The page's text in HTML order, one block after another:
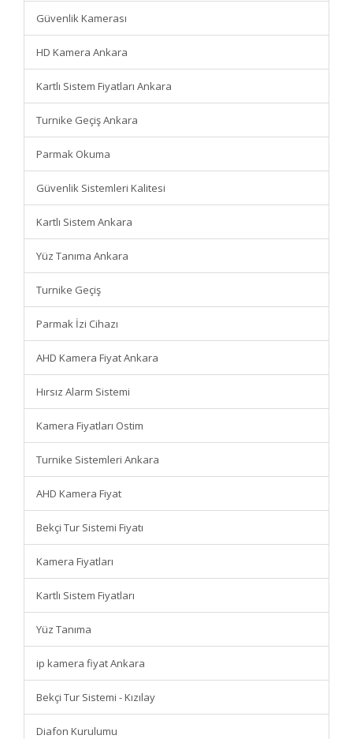
Güvenlik Kamerası
HD Kamera Ankara
Kartlı Sistem Fiyatları Ankara
Turnike Geçiş Ankara
Parmak Okuma
Güvenlik Sistemleri Kalitesi
Kartlı Sistem Ankara
Yüz Tanıma Ankara
Turnike Geçiş
Parmak İzi Cihazı
AHD Kamera Fiyat Ankara
Hırsız Alarm Sistemi
Kamera Fiyatları Ostim
Turnike Sistemleri Ankara
AHD Kamera Fiyat
Bekçi Tur Sistemi Fiyatı
Kamera Fiyatları
Kartlı Sistem Fiyatları
Yüz Tanıma
ip kamera fiyat Ankara
Bekçi Tur Sistemi - Kızılay
Diafon Kurulumu